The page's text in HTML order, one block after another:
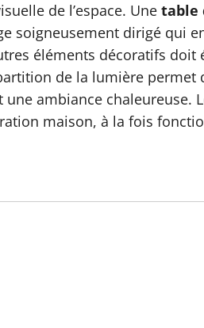
de l’espace. Une table
soigneusement dirigé qui
éléments décoratifs doit
de la lumière permet
ambiance chaleureuse.
maison, à la fois